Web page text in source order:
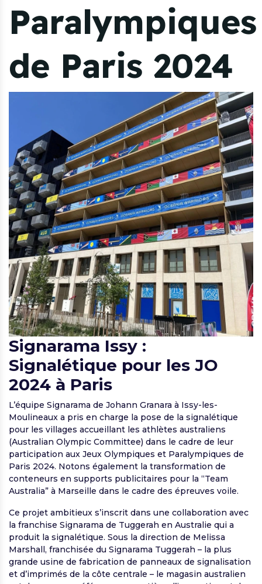
Paralympiques
de Paris 2024
Signarama Issy :
Signalétique pour les JO
2024 à Paris
L’équipe Signarama de Johann Granara à Issy-les-
Moulineaux a pris en charge la pose de la signalétique
pour les villages accueillant les athlètes australiens
(Australian Olympic Committee) dans le cadre de leur
participation aux Jeux Olympiques et Paralympiques de
Paris 2024. Notons également la transformation de
conteneurs en supports publicitaires pour la “Team
Australia” à Marseille dans le cadre des épreuves voile.
Ce projet ambitieux s’inscrit dans une collaboration avec
la franchise Signarama de Tuggerah en Australie qui a
produit la signalétique. Sous la direction de Melissa
Marshall, franchisée du Signarama Tuggerah – la plus
grande usine de fabrication de panneaux de signalisation
et d’imprimés de la côte centrale – le magasin australien